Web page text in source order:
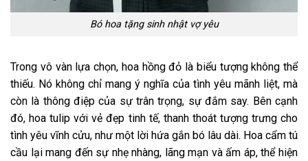
Bó hoa tặng sinh nhật vợ yêu
Trong vô vàn lựa chọn, hoa hồng đỏ là biểu tượng không thể
thiếu. Nó không chỉ mang ý nghĩa của tình yêu mãnh liệt, mà
còn là thông điệp của sự trân trọng, sự đắm say. Bên cạnh
đó, hoa tulip với vẻ đẹp tinh tế, thanh thoát tượng trưng cho
tình yêu vĩnh cửu, như một lời hứa gắn bó lâu dài. Hoa cẩm tú
cầu lại mang đến sự nhẹ nhàng, lãng mạn và ấm áp, thể hiện